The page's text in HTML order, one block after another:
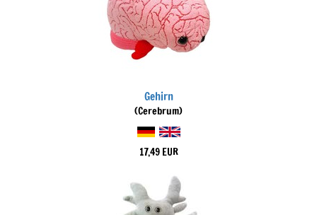
Gehirn
(Cerebrum)
17,49 EUR